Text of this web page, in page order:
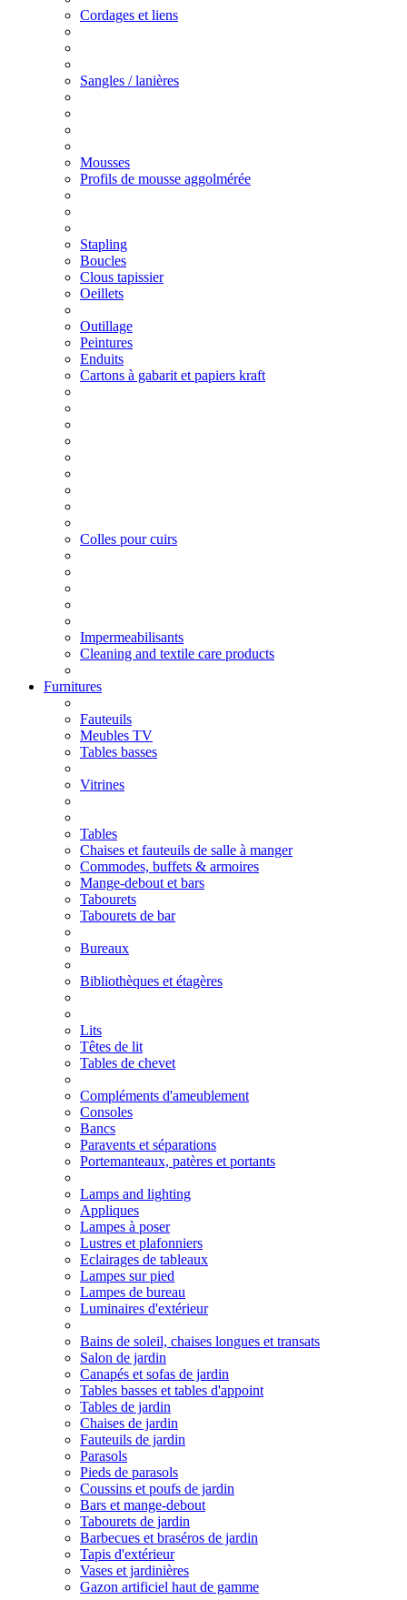
Cordages et liens
Sangles / lanières
Mousses
Profils de mousse aggolmérée
Stapling
Boucles
Clous tapissier
Oeillets
Outillage
Peintures
Enduits
Cartons à gabarit et papiers kraft
Colles pour cuirs
Impermeabilisants
Cleaning and textile care products
Furnitures
Fauteuils
Meubles TV
Tables basses
Vitrines
Tables
Chaises et fauteuils de salle à manger
Commodes, buffets & armoires
Mange-debout et bars
Tabourets
Tabourets de bar
Bureaux
Bibliothèques et étagères
Lits
Têtes de lit
Tables de chevet
Compléments d'ameublement
Consoles
Bancs
Paravents et séparations
Portemanteaux, patères et portants
Lamps and lighting
Appliques
Lampes à poser
Lustres et plafonniers
Eclairages de tableaux
Lampes sur pied
Lampes de bureau
Luminaires d'extérieur
Bains de soleil, chaises longues et transats
Salon de jardin
Canapés et sofas de jardin
Tables basses et tables d'appoint
Tables de jardin
Chaises de jardin
Fauteuils de jardin
Parasols
Pieds de parasols
Coussins et poufs de jardin
Bars et mange-debout
Tabourets de jardin
Barbecues et braséros de jardin
Tapis d'extérieur
Vases et jardinières
Gazon artificiel haut de gamme